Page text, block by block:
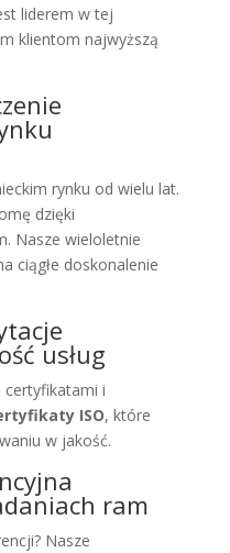
liderem w tej
klientom najwyższą
rynku od wielu lat.
dzięki
Nasze wieloletnie
ciągłe doskonalenie
usług
certyfikatami i
ISO, które
w jakość.
ram
Nasze